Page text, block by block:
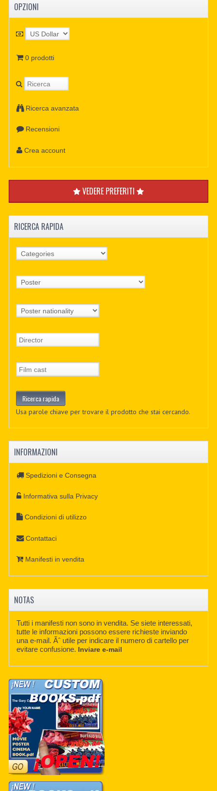
OPZIONI
0 prodotti
Ricerca avanzata
Recensioni
Crea account
VEDERE PREFERITI
RICERCA RAPIDA
Usa parole chiave per trovare il prodotto che stai cercando.
INFORMAZIONI
Spedizioni e Consegna
Informativa sulla Privacy
Condizioni di utilizzo
Contattaci
Manifesti in vendita
NOTAS
Tutti i manifesti non sono in vendita. Se siete interessati,
tutte le informazioni possono essere richieste inviando
una e-mail. Ãˆ utile per indicare il numero di cartello per
evitare confusione. Inviare e-mail